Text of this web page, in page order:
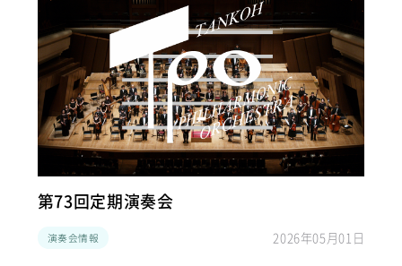
第73回定期演奏会
演奏会情報 2026年05月01日